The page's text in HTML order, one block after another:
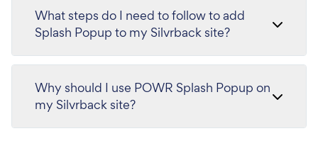
What steps do I need to follow to add
Splash Popup to my Silvrback site?
Why should I use POWR Splash Popup on
my Silvrback site?